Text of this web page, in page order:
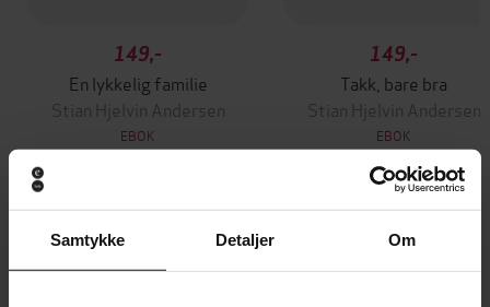
Samtykke Detaljer Om
149,-
En lykkelig familie
Stian Hjelvin Andersen
EBOK
149,-
Takk, bare bra
Stian Hjelvin Andersen
EBOK
Undertittel
A TikTok sensation and must-read STEM
romance